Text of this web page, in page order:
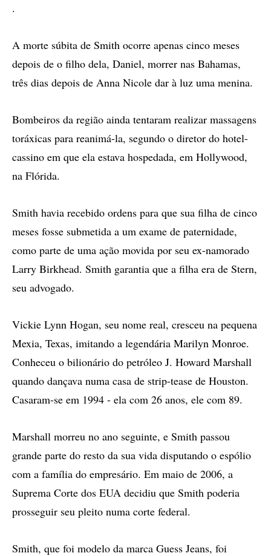
.
A morte súbita de Smith ocorre apenas cinco meses
depois de o filho dela, Daniel, morrer nas Bahamas,
três dias depois de Anna Nicole dar à luz uma menina.
Bombeiros da região ainda tentaram realizar massagens
toráxicas para reanimá-la, segundo o diretor do hotel-
cassino em que ela estava hospedada, em Hollywood,
na Flórida.
Smith havia recebido ordens para que sua filha de cinco
meses fosse submetida a um exame de paternidade,
como parte de uma ação movida por seu ex-namorado
Larry Birkhead. Smith garantia que a filha era de Stern,
seu advogado.
Vickie Lynn Hogan, seu nome real, cresceu na pequena
Mexia, Texas, imitando a legendária Marilyn Monroe.
Conheceu o bilionário do petróleo J. Howard Marshall
quando dançava numa casa de strip-tease de Houston.
Casaram-se em 1994 - ela com 26 anos, ele com 89.
Marshall morreu no ano seguinte, e Smith passou
grande parte do resto da sua vida disputando o espólio
com a família do empresário. Em maio de 2006, a
Suprema Corte dos EUA decidiu que Smith poderia
prosseguir seu pleito numa corte federal.
Smith, que foi modelo da marca Guess Jeans, foi